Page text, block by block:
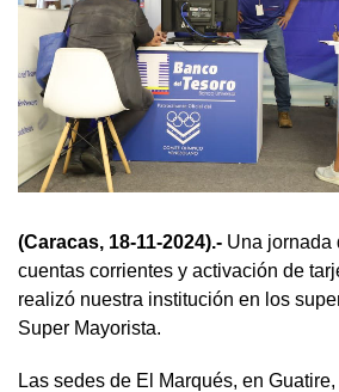
(Caracas, 18-11-2024).- Una jornada
cuentas corrientes y activación de
realizó nuestra institución en los
Super Mayorista.
Las sedes de El Marqués, en